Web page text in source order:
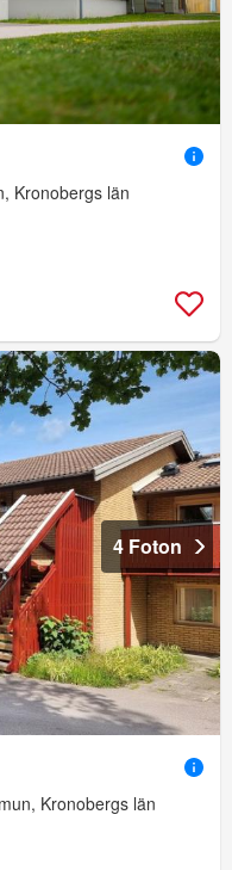
Kronobergs län
4 Foton
Kronobergs län